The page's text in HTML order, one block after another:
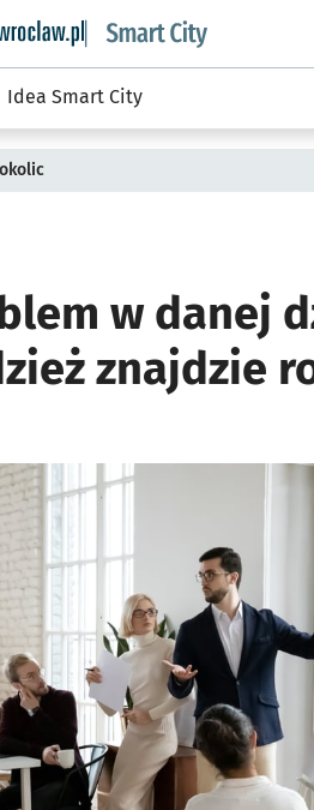
informacyjny wroclaw.pl
Idea Smart City
w danej
znajdzie